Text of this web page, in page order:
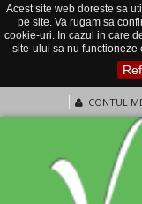
Acest site web doreste sa
pe site. Va rugam sa
cookie-uri. In cazul in care
site-ului sa nu functioneze
CONTUL